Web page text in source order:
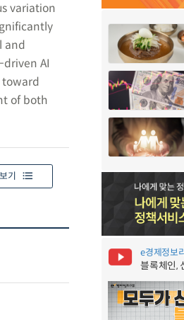
variation
and
AI
of both
기
e경제정보
블록체인,